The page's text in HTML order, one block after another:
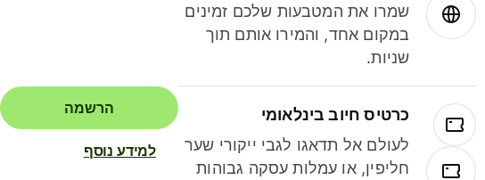
שמרו את המטבעות שלכם זמינים
במקום אחד, והמירו אותם תוך
שניות.
כרטיס חיוב בינלאומי
לעולם אל תדאגו לגבי ייקורי שער
חליפין, או עמלות עסקה גבוהות
הרשמה
למידע נוסף